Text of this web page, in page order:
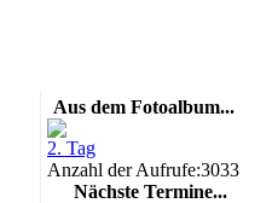
Aus dem Fotoalbum...
2. Tag
Anzahl der Aufrufe:3033
Nächste Termine...